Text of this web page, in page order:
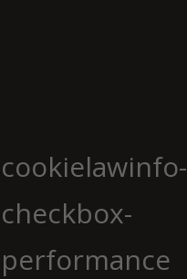
cookielawinfo-
checkbox-
performance